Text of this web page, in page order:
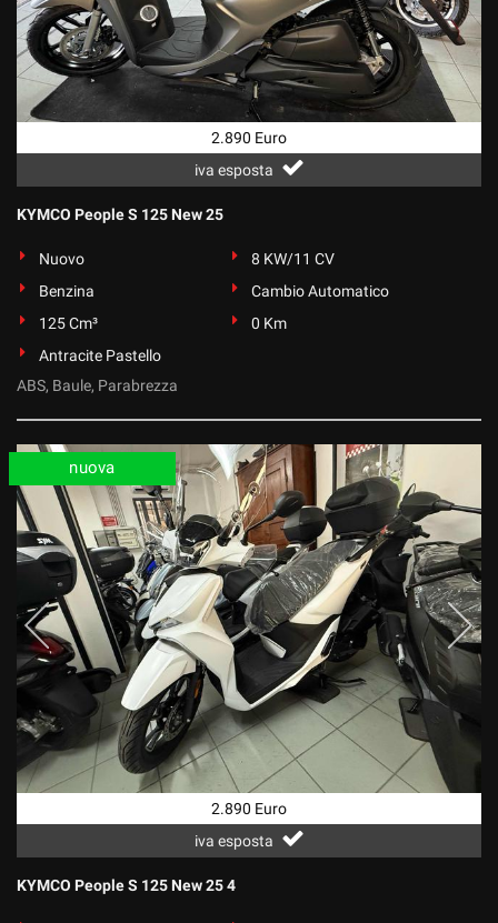
2.890 Euro
iva esposta
KYMCO People S 125 New 25
Nuovo
8 KW/11 CV
Benzina
Cambio Automatico
125 Cm³
0 Km
Antracite Pastello
ABS, Baule, Parabrezza
2.890 Euro
iva esposta
nuova
KYMCO People S 125 New 25 4